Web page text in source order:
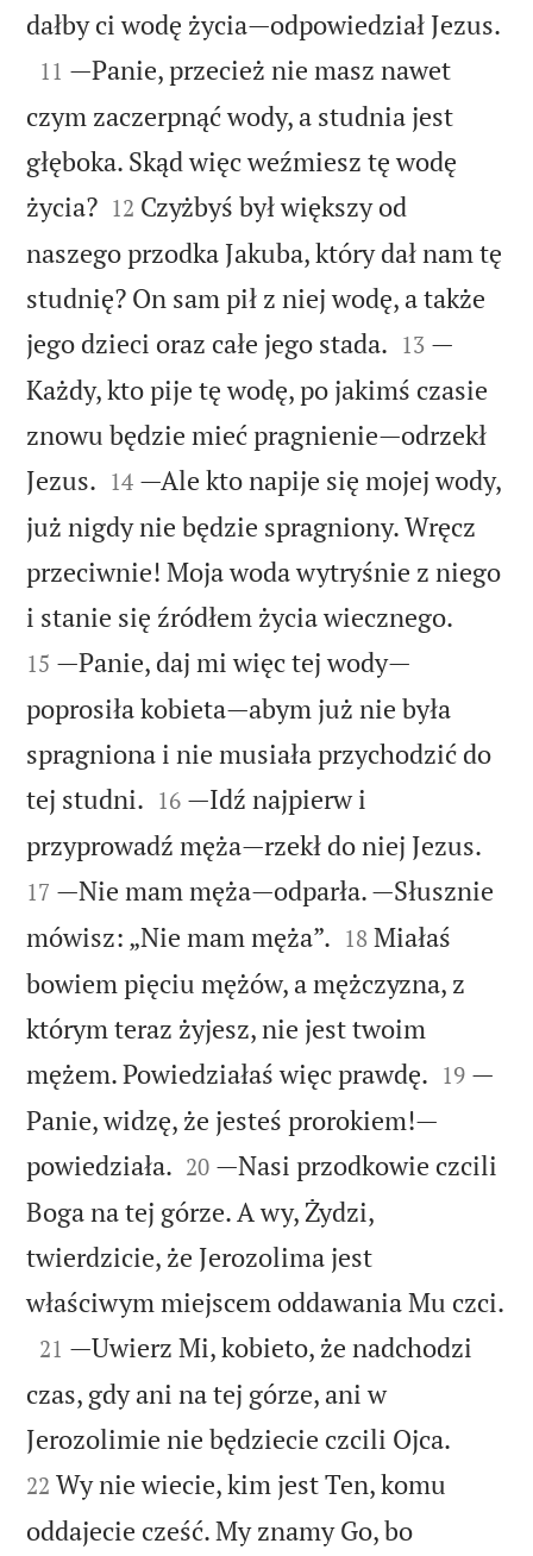
dałby ci wodę życia—odpowiedział Jezus.

11 —Panie, przecież nie masz nawet
czym zaczerpnąć wody, a studnia jest
głęboka. Skąd więc weźmiesz tę wodę
życia?
12 Czyżbyś był większy od
naszego przodka Jakuba, który dał nam tę
studnię? On sam pił z niej wodę, a także
jego dzieci oraz całe jego stada. 

13 —
Każdy, kto pije tę wodę, po jakimś czasie
znowu będzie mieć pragnienie—odrzekł
Jezus. 

14 —Ale kto napije się mojej wody,
już nigdy nie będzie spragniony. Wręcz
przeciwnie! Moja woda wytryśnie z niego
i stanie się źródłem życia wiecznego.
15 —Panie, daj mi więc tej wody—
poprosiła kobieta—abym już nie była
spragniona i nie musiała przychodzić do
tej studni. 

16 —Idź najpierw i
przyprowadź męża—rzekł do niej Jezus.
17 —Nie mam męża—odparła. —Słusznie
mówisz: „Nie mam męża”. 

18 Miałaś
bowiem pięciu mężów, a mężczyzna, z
którym teraz żyjesz, nie jest twoim
mężem. Powiedziałaś więc prawdę. 

19 —
Panie, widzę, że jesteś prorokiem!—
powiedziała. 

20 —Nasi przodkowie czcili
Boga na tej górze. A wy, Żydzi,
twierdzicie, że Jerozolima jest
właściwym miejscem oddawania Mu czci.

21 —Uwierz Mi, kobieto, że nadchodzi
czas, gdy ani na tej górze, ani w
Jerozolimie nie będziecie czcili Ojca.
22 Wy nie wiecie, kim jest Ten, komu
oddajecie cześć. My znamy Go, bo